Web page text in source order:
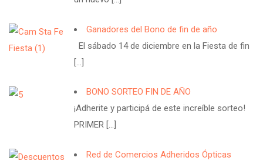
Ganadores del Bono de fin de año
El sábado 14 de diciembre en la Fiesta de fin
[…]
BONO SORTEO FIN DE AÑO
¡Adherite y participá de este increíble sorteo!
PRIMER […]
Red de Comercios Adheridos Ópticas